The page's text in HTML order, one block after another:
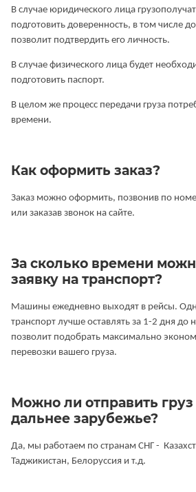
В случае юридического лица
подготовить доверенность, в том числе
позволит подтвердить его личность.
В случае физического лица будет
подготовить паспорт.
В целом же процесс передачи груза
времени.
Как оформить заказ?
Заказ можно оформить, позвонив по
или заказав звонок на сайте.
За сколько времени
заявку на транспорт?
Машины ежедневно выходят в рейсы.
транспорт лучше оставлять за 1-2 дня до
позволит подобрать максимально
перевозки вашего груза.
Можно ли отправить
дальнее зарубежье?
Да, мы работаем по странам СНГ -
Таджикистан, Белоруссия и т.д.